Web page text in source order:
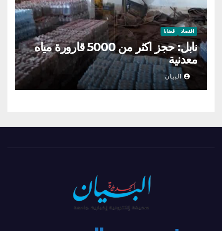
اقتصاد قضايا
نابل: حجز أكثر من 5000 قارورة مياه
معدنية
البيان